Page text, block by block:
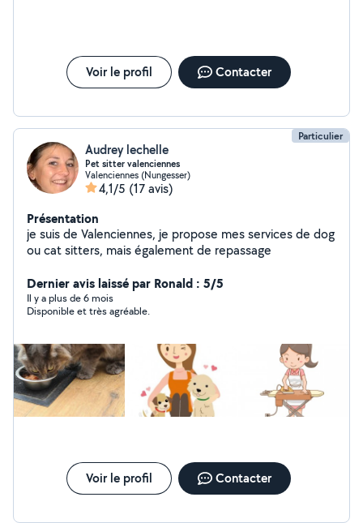
Voir le profil Contacter
Particulier
Audrey lechelle
Pet sitter valenciennes
Valenciennes (Nungesser)
4,1/5 (17 avis)
Présentation
je suis de Valenciennes, je propose mes services de dog
ou cat sitters, mais également de repassage
Dernier avis laissé par Ronald : 5/5
Il y a plus de 6 mois
Disponible et très agréable.
Voir le profil Contacter